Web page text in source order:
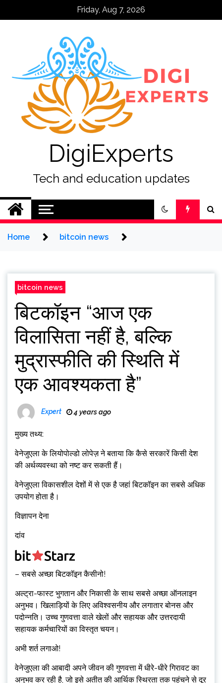
Friday, Aug 7, 2026
DigiExperts
Tech and education updates
Home bitcoin news
bitcoin news
बिटकॉइन “आज एक
विलासिता नहीं है, बल्कि
मुद्रास्फीति की स्थिति में
एक आवश्यकता है”
Expert 4 years ago
मुख्य तथ्य:
वेनेजुएला के लियोपोल्डो लोपेज़ ने बताया कि कैसे सरकारें किसी देश
की अर्थव्यवस्था को नष्ट कर सकती हैं।
वेनेजुएला विकासशील देशों में से एक है जहां बिटकॉइन का सबसे अधिक
उपयोग होता है।
विज्ञापन देना
दांव
– सबसे अच्छा बिटकॉइन कैसीनो!
अल्ट्रा-फास्ट भुगतान और निकासी के साथ सबसे अच्छा ऑनलाइन
अनुभव। खिलाड़ियों के लिए अविश्वसनीय और लगातार बोनस और
पदोन्नति। उच्च गुणवत्ता वाले खेलों और सहायक और उत्तरदायी
सहायक कर्मचारियों का विस्तृत चयन।
अभी शर्त लगाओ!
वेनेजुएला की आबादी अपने जीवन की गुणवत्ता में धीरे-धीरे गिरावट का
अनुभव कर रही है, जो इसे अतीत की आर्थिक स्थिरता तक पहुंचने से दूर